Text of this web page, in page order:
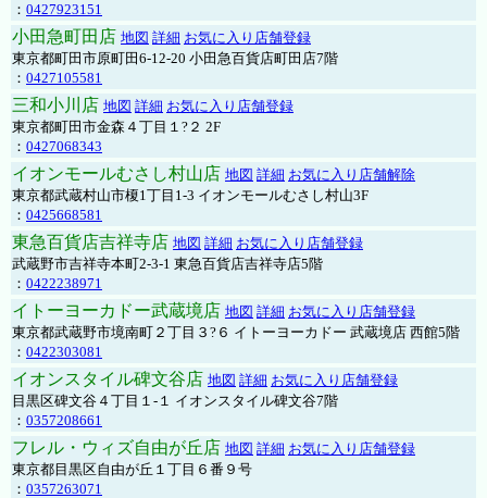
： 0427923151
小田急町田店 地図 詳細 お気に入り店舗登録
東京都町田市原町田6-12-20 小田急百貨店町田店7階
： 0427105581
三和小川店 地図 詳細 お気に入り店舗登録
東京都町田市金森４丁目１?２ 2F
： 0427068343
イオンモールむさし村山店 地図 詳細 お気に入り店舗解除
東京都武蔵村山市榎1丁目1-3 イオンモールむさし村山3F
： 0425668581
東急百貨店吉祥寺店 地図 詳細 お気に入り店舗登録
武蔵野市吉祥寺本町2-3-1 東急百貨店吉祥寺店5階
： 0422238971
イトーヨーカドー武蔵境店 地図 詳細 お気に入り店舗登録
東京都武蔵野市境南町２丁目３?６ イトーヨーカドー 武蔵境店 西館5階
： 0422303081
イオンスタイル碑文谷店 地図 詳細 お気に入り店舗登録
目黒区碑文谷４丁目１-１ イオンスタイル碑文谷7階
： 0357208661
フレル・ウィズ自由が丘店 地図 詳細 お気に入り店舗登録
東京都目黒区自由が丘１丁目６番９号
： 0357263071